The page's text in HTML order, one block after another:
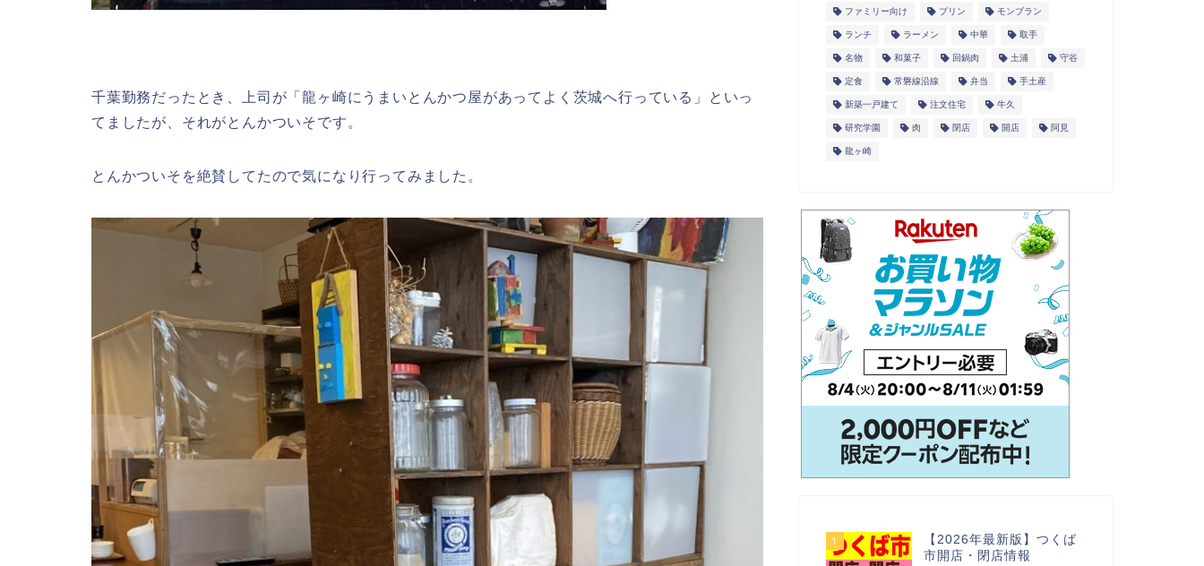
千葉勤務だったとき、上司が「龍ヶ崎にうまいとんかつ屋があってよく茨城へ行っている」といっ
てましたが、それがとんかついそです。
とんかついそを絶賛してたので気になり行ってみました。
ファミリー向け プリン モンブラン
ランチ ラーメン 中華 取手
名物 和菓子 回鍋肉 土浦 守谷
定食 常磐線沿線 弁当 手土産
新築一戸建て 注文住宅 牛久
研究学園 肉 閉店 開店 阿見
龍ヶ崎
1
【2026年最新版】つくば
市開店・閉店情報